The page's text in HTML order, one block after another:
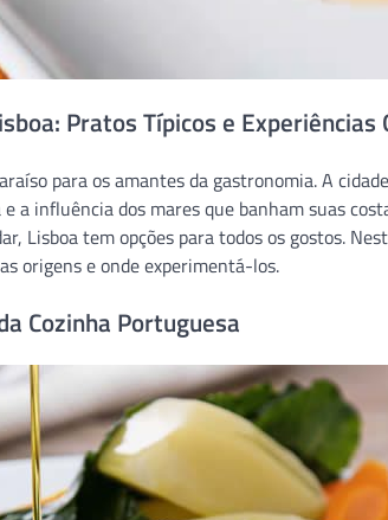
Pratos Típicos e
para os amantes da gastronomia. A
a influência dos mares que banham suas
Lisboa tem opções para todos os gostos.
origens e onde experimentá-los.
Cozinha Portuguesa